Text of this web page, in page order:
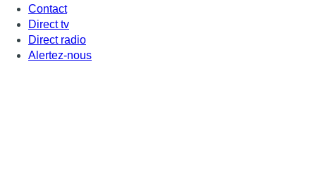
Contact
Direct tv
Direct radio
Alertez-nous